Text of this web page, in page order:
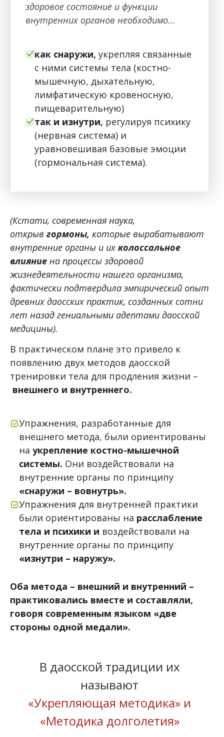
здоровое состояние и функции
внутренних органов необходимо...
как снаружи, укрепляя связанные
с ними системы тела (костно-
мышечную, дыхательную,
лимфатическую кровеносную,
пищеварительную)
так и изнутри, регулируя психику
(нервная система) и
уравновешивая базовые эмоции
(гормональная система).
(Кстати, современная наука,
открыв гормоны, которые вырабатывают
внутренние органы и их колоссальное
влияние на процессы здоровой
жизнедеятельности нашего организма,
фактически подтвердила эмпирический опыт
древних даосских практик, созданных сотни
лет назад гениальными адептами даосской
медицины).
В практическом плане это привело к
появлению двух методов даосской
тренировки тела для продления жизни –
внешнего и внутреннего.
Упражнения, разработанные для
внешнего метода, были ориентированы
на укрепление костно-мышечной
системы. Они воздействовали на
внутренние органы по принципу
«снаружи – вовнутрь».
Упражнения для внутренней практики
были ориентированы на расслабление
тела и психики и воздействовали на
внутренние органы по принципу
«изнутри – наружу».
Оба метода – внешний и внутренний –
практиковались вместе и составляли,
говоря современным языком «две
стороны одной медали».
В даосской традиции их
называют
«Укрепляющая методика» и
«Методика долголетия»